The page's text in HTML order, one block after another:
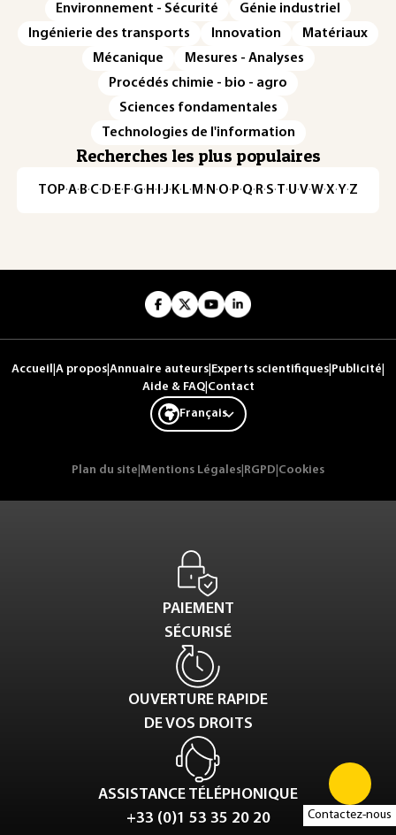
Contactez-nous
Environnement - Sécurité
Génie industriel
Ingénierie des transports
Innovation
Matériaux
Mécanique
Mesures - Analyses
Procédés chimie - bio - agro
Sciences fondamentales
Technologies de l'information
Recherches les plus populaires
TOP·A·B·C· D· E· F·G· H · ·J· K· L· M · N ·O· P·Q· R·S·T·U·V·W·X·Y·Z
Accueil A propos Annuaire auteurs Experts scientifiques Publicité
Aide & FAQ| Contact
Français
Plan du site Mentions Légales RGPD Cookies
PAIEMENT
SÉCURISÉ
OUVERTURE RAPIDE
DE VOS DROITS
ASSISTANCE TÉLÉPHONIQUE
+33 (0)1 53 35 20 20